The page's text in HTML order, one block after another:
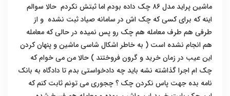
ماشین پراید مدل ۸۶ چک داده بودم اما ثبتش نکردم حالا سوالم
اینه که برای کسی که چک اش در سامانه صیاد ثبت نشده و از
طرفی هم طرف معامله هم چک رو پس نمیده در حالی که معامله
هم انجام نشده است ( به خاطر اشکال شاسی ماشین و پنهان کردن
این عیب در زمان خرید و گرون فروختند ) حالا من می خوام که
چک ام اجرا گذاشته نشه باید چه دادخواستی بدم تا دادگاه به بانک
نامه بده جهت پاس نکردن چک ؟ چجوری می تونم ثابت کنم که